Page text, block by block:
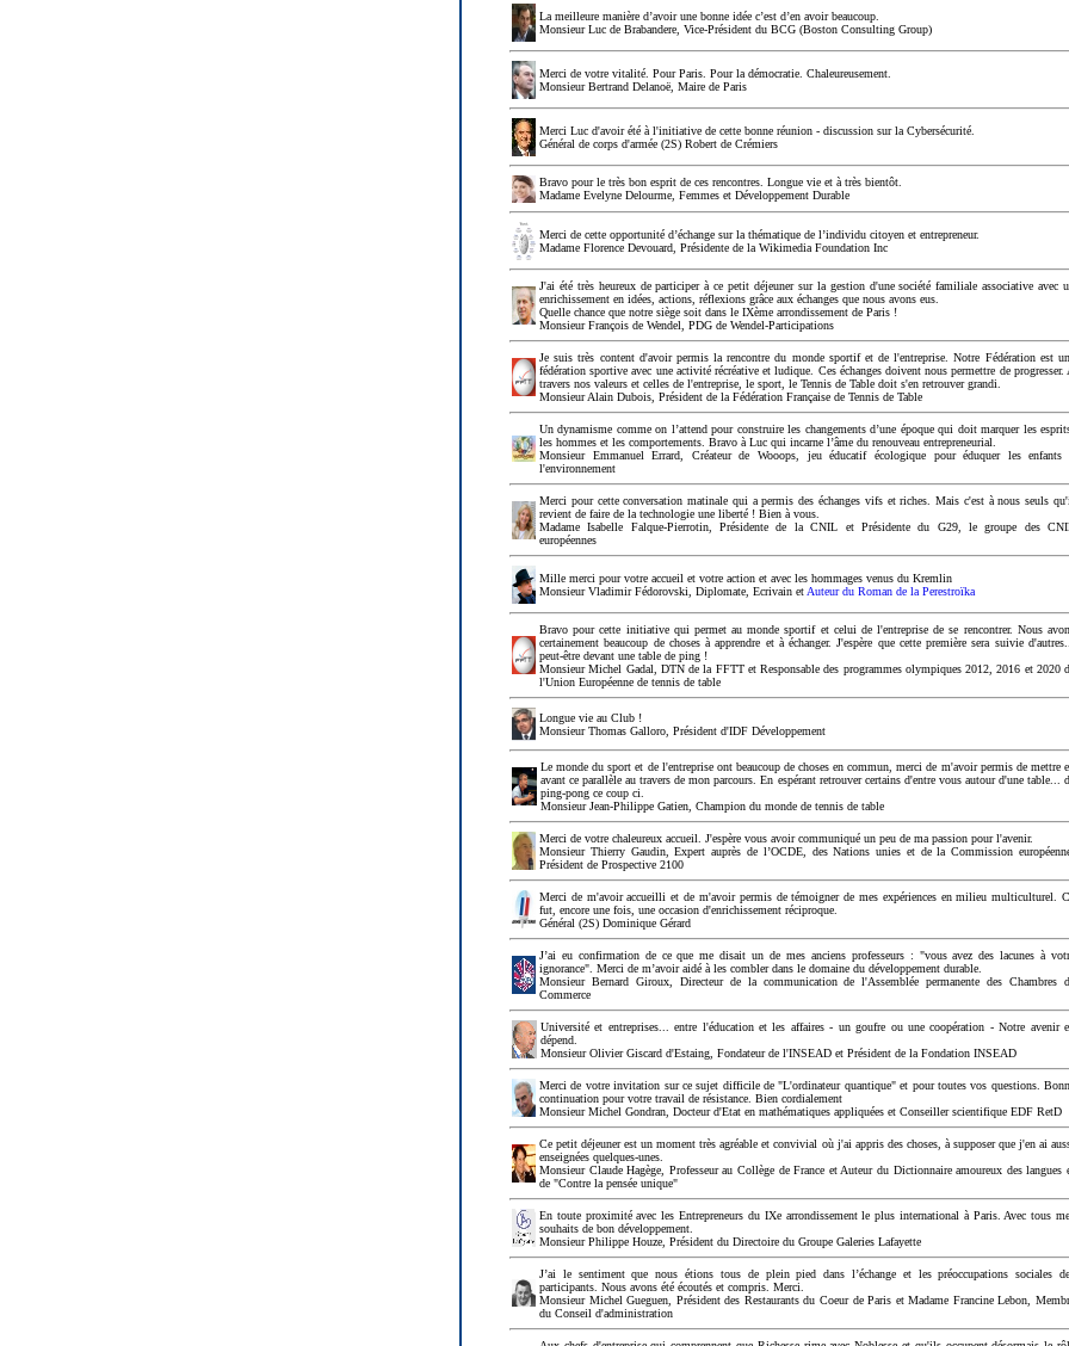
La meilleure manière d’avoir une bonne idée c’est d’en avoir beaucoup.
Monsieur Luc de Brabandere, Vice-Président du BCG (Boston Consulting Group)
Merci de votre vitalité. Pour Paris. Pour la démocratie. Chaleureusement.
Monsieur Bertrand Delanoë, Maire de Paris
Merci Luc d'avoir été à l'initiative de cette bonne réunion - discussion sur la Cybersécurité.
Général de corps d'armée (2S) Robert de Crémiers
Bravo pour le très bon esprit de ces rencontres. Longue vie et à très bientôt.
Madame Evelyne Delourme, Femmes et Développement Durable
Merci de cette opportunité d’échange sur la thématique de l’individu citoyen et entrepreneur.
Madame Florence Devouard, Présidente de la Wikimedia Foundation Inc
J'ai été très heureux de participer à ce petit déjeuner sur la gestion d'une société familiale associative avec
enrichissement en idées, actions, réflexions grâce aux échanges que nous avons eus.
Quelle chance que notre siège soit dans le IXème arrondissement de Paris !
Monsieur François de Wendel, PDG de Wendel-Participations
Je suis très content d'avoir permis la rencontre du monde sportif et de l'entreprise. Notre Fédération est
fédération sportive avec une activité récréative et ludique. Ces échanges doivent nous permettre de progresser.
travers nos valeurs et celles de l'entreprise, le sport, le Tennis de Table doit s'en retrouver grandi.
Monsieur Alain Dubois, Président de la Fédération Française de Tennis de Table
Un dynamisme comme on l’attend pour construire les changements d’une époque qui doit marquer les
les hommes et les comportements. Bravo à Luc qui incarne l’âme du renouveau entrepreneurial.
Monsieur Emmanuel Errard, Créateur de Wooops, jeu éducatif écologique pour éduquer les enfants
l'environnement
Merci pour cette conversation matinale qui a permis des échanges vifs et riches. Mais c'est à nous seuls
revient de faire de la technologie une liberté ! Bien à vous.
Madame Isabelle Falque-Pierrotin, Présidente de la CNIL et Présidente du G29, le groupe des
européennes
Mille merci pour votre accueil et votre action et avec les hommages venus du Kremlin
Monsieur Vladimir Fédorovski, Diplomate, Ecrivain et Auteur du Roman de la Perestroïka
Bravo pour cette initiative qui permet au monde sportif et celui de l'entreprise de se rencontrer. Nous
certainement beaucoup de choses à apprendre et à échanger. J'espère que cette première sera suivie d'autres...
peut-être devant une table de ping !
Monsieur Michel Gadal, DTN de la FFTT et Responsable des programmes olympiques 2012, 2016 et 2020
l'Union Européenne de tennis de table
Longue vie au Club !
Monsieur Thomas Galloro, Président d'IDF Développement
Le monde du sport et de l'entreprise ont beaucoup de choses en commun, merci de m'avoir permis de mettre
avant ce parallèle au travers de mon parcours. En espérant retrouver certains d'entre vous autour d'une table...
ping-pong ce coup ci.
Monsieur Jean-Philippe Gatien, Champion du monde de tennis de table
Merci de votre chaleureux accueil. J'espère vous avoir communiqué un peu de ma passion pour l'avenir.
Monsieur Thierry Gaudin, Expert auprès de l’OCDE, des Nations unies et de la Commission
Président de Prospective 2100
Merci de m'avoir accueilli et de m'avoir permis de témoigner de mes expériences en milieu multiculturel.
fut, encore une fois, une occasion d'enrichissement réciproque.
Général (2S) Dominique Gérard
J’ai eu confirmation de ce que me disait un de mes anciens professeurs : "vous avez des lacunes à
ignorance". Merci de m’avoir aidé à les combler dans le domaine du développement durable.
Monsieur Bernard Giroux, Directeur de la communication de l'Assemblée permanente des Chambres
Commerce
Université et entreprises... entre l'éducation et les affaires - un goufre ou une coopération - Notre avenir
dépend.
Monsieur Olivier Giscard d'Estaing, Fondateur de l'INSEAD et Président de la Fondation INSEAD
Merci de votre invitation sur ce sujet difficile de "L'ordinateur quantique" et pour toutes vos questions.
continuation pour votre travail de résistance. Bien cordialement
Monsieur Michel Gondran, Docteur d'Etat en mathématiques appliquées et Conseiller scientifique EDF RetD
Ce petit déjeuner est un moment très agréable et convivial où j'ai appris des choses, à supposer que j'en ai
enseignées quelques-unes.
Monsieur Claude Hagège, Professeur au Collège de France et Auteur du Dictionnaire amoureux des langues
de "Contre la pensée unique"
En toute proximité avec les Entrepreneurs du IXe arrondissement le plus international à Paris. Avec tous
souhaits de bon développement.
Monsieur Philippe Houze, Président du Directoire du Groupe Galeries Lafayette
J’ai le sentiment que nous étions tous de plein pied dans l’échange et les préoccupations sociales
participants. Nous avons été écoutés et compris. Merci.
Monsieur Michel Gueguen, Président des Restaurants du Coeur de Paris et Madame Francine Lebon,
du Conseil d'administration